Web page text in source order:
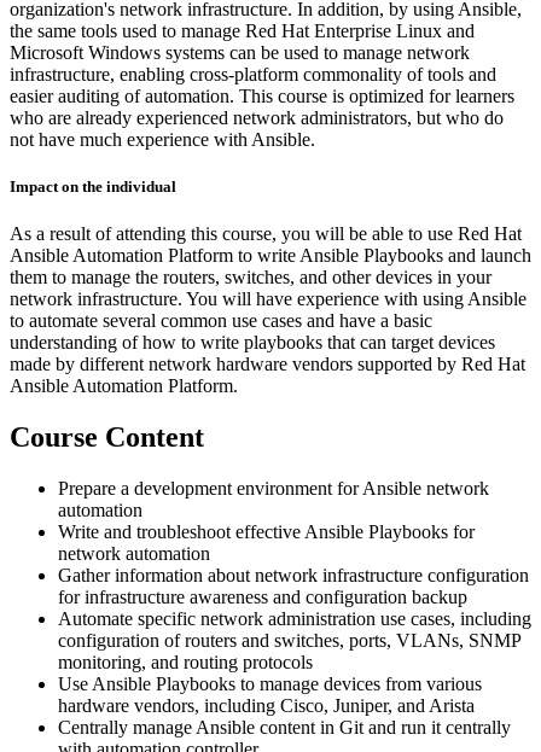
organization's network infrastructure. In addition, by using Ansible,
the same tools used to manage Red Hat Enterprise Linux and
Microsoft Windows systems can be used to manage network
infrastructure, enabling cross-platform commonality of tools and
easier auditing of automation. This course is optimized for learners
who are already experienced network administrators, but who do
not have much experience with Ansible.
Impact on the individual
As a result of attending this course, you will be able to use Red Hat
Ansible Automation Platform to write Ansible Playbooks and launch
them to manage the routers, switches, and other devices in your
network infrastructure. You will have experience with using Ansible
to automate several common use cases and have a basic
understanding of how to write playbooks that can target devices
made by different network hardware vendors supported by Red Hat
Ansible Automation Platform.
Course Content
Prepare a development environment for Ansible network
automation
Write and troubleshoot effective Ansible Playbooks for
network automation
Gather information about network infrastructure configuration
for infrastructure awareness and configuration backup
Automate specific network administration use cases, including
configuration of routers and switches, ports, VLANs, SNMP
monitoring, and routing protocols
Use Ansible Playbooks to manage devices from various
hardware vendors, including Cisco, Juniper, and Arista
Centrally manage Ansible content in Git and run it centrally